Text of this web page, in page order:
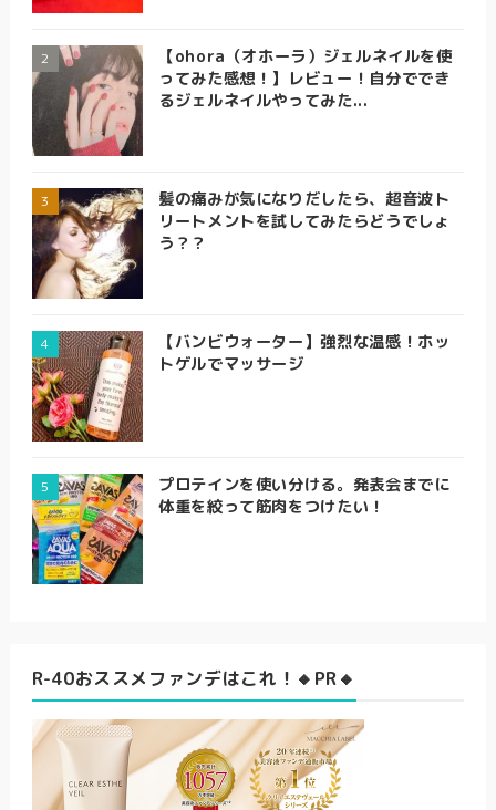
【ohora（オホーラ）ジェルネイルを使
ってみた感想！】レビュー！自分ででき
るジェルネイルやってみた...
髪の痛みが気になりだしたら、超音波ト
リートメントを試してみたらどうでしょ
う？？
【バンビウォーター】強烈な温感！ホッ
トゲルでマッサージ
プロテインを使い分ける。発表会までに
体重を絞って筋肉をつけたい！
R-40おススメファンデはこれ！🔸PR🔸